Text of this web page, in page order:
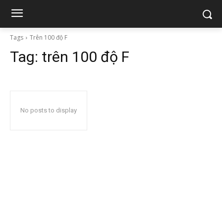
Tags Trên 100 độ F
Tag: trên 100 độ F
No posts to display